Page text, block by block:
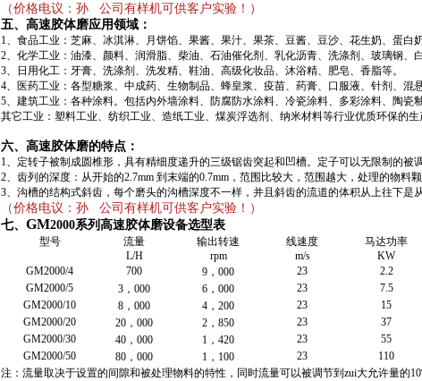
（价格电议：孙 公司有样机可供客户实验！）
五、高速胶体磨应用领域：
1、食品工业：芝麻、冰淇淋、月饼馅、果酱、果汁、果茶、豆酱、豆沙、花生奶、蛋白
2、化学工业：油漆、颜料、润滑脂、柴油、石油催化剂、乳化沥青、洗涤剂、玻璃钢、
3、日用化工：牙膏、洗涤剂、洗发精、鞋油、高级化妆品、沐浴精、肥皂、香脂等。
4、医药工业：各型糖浆、中成药、生物制品、蜂皇浆、疫苗、药膏、口服液、针剂、混
5、建筑工业：各种涂料。包括内外墙涂料、防腐防水涂料、冷瓷涂料、多彩涂料、陶瓷釉
其它工业：塑料工业、纺织工业、造纸工业、煤炭浮选剂、纳米材料等行业优质环保的生
六、高速胶体磨的特点：
1、定转子被制成圆椎形，具有精细度递升的三级锯齿突起和凹槽。定子可以无限制的被
2、齿列的深度：从开始的2.7mm 到末端的0.7mm，范围比较大，范围越大，处理的物料颗
3、沟槽的结构式斜齿，每个磨头的沟槽深度不一样，并且斜齿的流道的体积从上往下是从
（价格电议：孙 公司有样机可供客户实验！）
七、 GM2000系列高速胶体磨设备选型表
型号
流量
L/H
输出转速
rpm
线速度
m/s
马达功率
KW
GM2000/4 700 9，000 23 2.2
GM2000/5
3，000 6，000 23 7.5
GM2000/10
8，000 4，200 23 15
GM2000/20
20，000 2，850 23 37
GM2000/30
40，000 1，420 23 55
GM2000/50
80，000 1，100 23 110
注：流量取决于设置的间隙和被处理物料的特性，同时流量可以被调节到zui大允许量的